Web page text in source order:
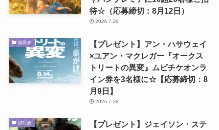
待☆（応募締切：8月12日）
2026.7.29
鑑賞券
【プレゼント】アン・ハサウェイ
×ユアン・マクレガー『オークス
トリートの異変』ムビチケオンラ
イン券を3名様に☆【応募締切：8
月9日】
2026.7.28
試写会
【プレゼント】ジェイソン・ステ